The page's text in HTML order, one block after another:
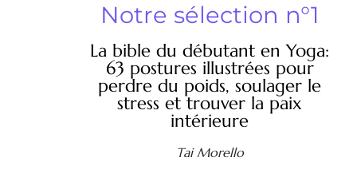
Notre sélection n°1
La bible du débutant en Yoga:
63 postures illustrées pour
perdre du poids, soulager le
stress et trouver la paix
intérieure
Tai Morello